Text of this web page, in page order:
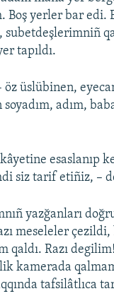
Boş yerler bar edi.
tapıldı.
öz üslübinen,
adım,
esaslanıp
siz tarif etiñiz, –
yazğanları
meseleler
qaldı. Razı
kamerada
tafsilâtlıca